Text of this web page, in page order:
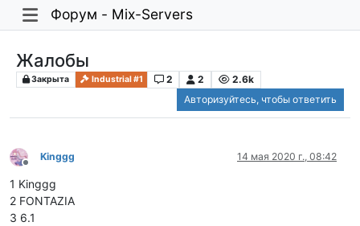
Форум - Mix-Servers
Жалобы
Закрыта Industrial #1 2 2
2.6k
Авторизуйтесь, чтобы ответить
Не в сети
Kinggg 14 мая 2020 г., 08:42
1 Kinggg
2 FONTAZIA
3 6.1